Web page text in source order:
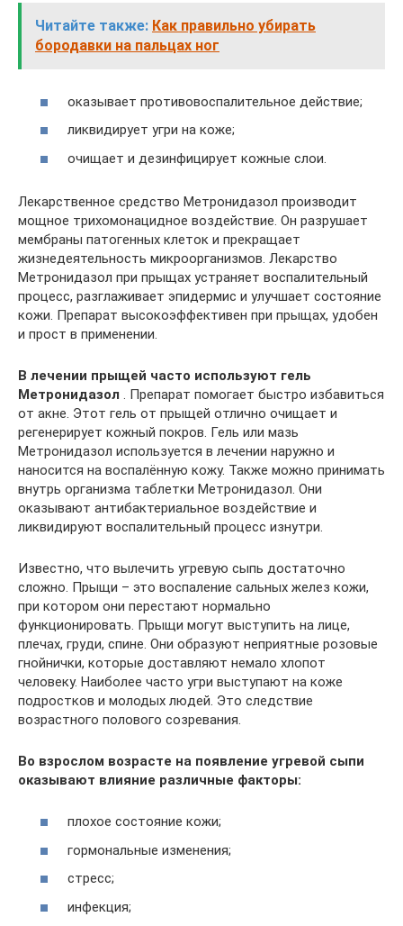
Читайте также: Как правильно убирать
бородавки на пальцах ног
оказывает противовоспалительное действие;
ликвидирует угри на коже;
очищает и дезинфицирует кожные слои.
Лекарственное средство Метронидазол производит
мощное трихомонацидное воздействие. Он разрушает
мембраны патогенных клеток и прекращает
жизнедеятельность микроорганизмов. Лекарство
Метронидазол при прыщах устраняет воспалительный
процесс, разглаживает эпидермис и улучшает состояние
кожи. Препарат высокоэффективен при прыщах, удобен
и прост в применении.
В лечении прыщей часто используют гель
Метронидазол . Препарат помогает быстро избавиться
от акне. Этот гель от прыщей отлично очищает и
регенерирует кожный покров. Гель или мазь
Метронидазол используется в лечении наружно и
наносится на воспалённую кожу. Также можно принимать
внутрь организма таблетки Метронидазол. Они
оказывают антибактериальное воздействие и
ликвидируют воспалительный процесс изнутри.
Известно, что вылечить угревую сыпь достаточно
сложно. Прыщи – это воспаление сальных желез кожи,
при котором они перестают нормально
функционировать. Прыщи могут выступить на лице,
плечах, груди, спине. Они образуют неприятные розовые
гнойнички, которые доставляют немало хлопот
человеку. Наиболее часто угри выступают на коже
подростков и молодых людей. Это следствие
возрастного полового созревания.
Во взрослом возрасте на появление угревой сыпи
оказывают влияние различные факторы:
плохое состояние кожи;
гормональные изменения;
стресс;
инфекция;